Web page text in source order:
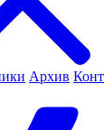
Архив